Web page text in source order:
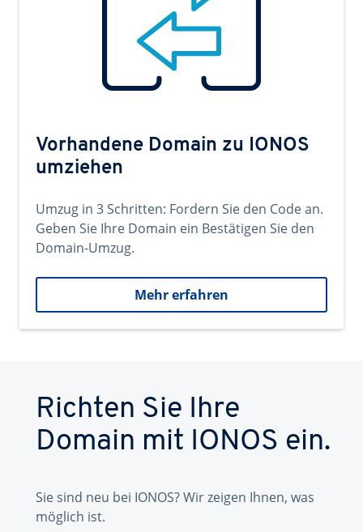
Vorhandene Domain zu IONOS
umziehen
Umzug in 3 Schritten: Fordern Sie den Code an.
Geben Sie Ihre Domain ein Bestätigen Sie den
Domain-Umzug.
Mehr erfahren
Richten Sie Ihre
Domain mit IONOS ein.
Sie sind neu bei IONOS? Wir zeigen Ihnen, was
möglich ist.